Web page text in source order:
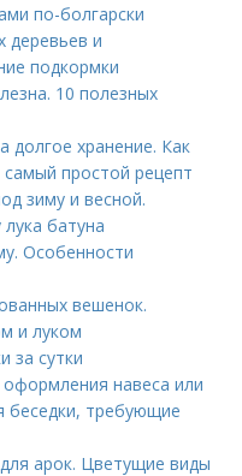
по-болгарски
деревьев и
подкормки
10 полезных
долгое хранение. Как
простой рецепт
зиму и весной.
батуна
Особенности
вешенок.
и луком
за сутки
навеса или
беседки, требующие
арок. Цветущие виды